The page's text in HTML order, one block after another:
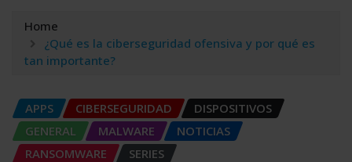
Home
¿Qué es la ciberseguridad ofensiva y por qué es
tan importante?
APPS CIBERSEGURIDAD
DISPOSITIVOS
GENERAL
MALWARE
NOTICIAS
RANSOMWARE
SERIES